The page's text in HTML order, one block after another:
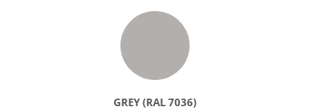
GREY (RAL 7036)